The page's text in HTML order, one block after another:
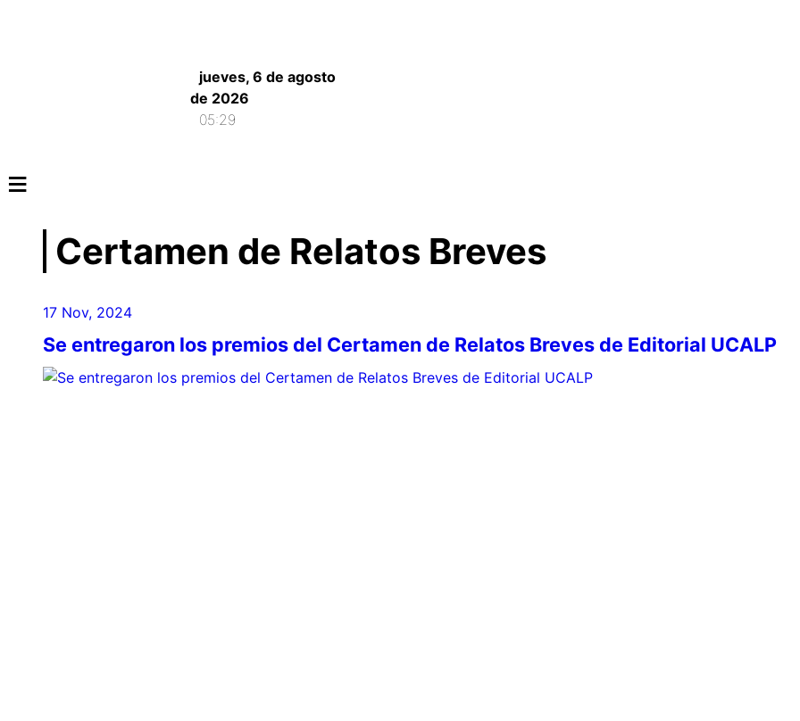
jueves, 6 de agosto
de 2026
05:29
≡
Certamen de Relatos Breves
17 Nov, 2024
Se entregaron los premios del Certamen de Relatos Breves de Editorial UCALP